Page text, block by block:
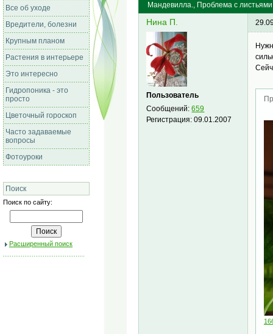
Все об уходе
Вредители, болезни
Крупным планом
Растения в интерьере
Это интересно
Гидропоника - это
просто
Цветочный гороскоп
Часто задаваемые
вопросы
Фотоуроки
Поиск
Поиск по сайту:
Расширенный поиск
Мандевилла., Проблема с
Нина П.
Пользователь
Сообщений:659
Регистрация:09.01.2007